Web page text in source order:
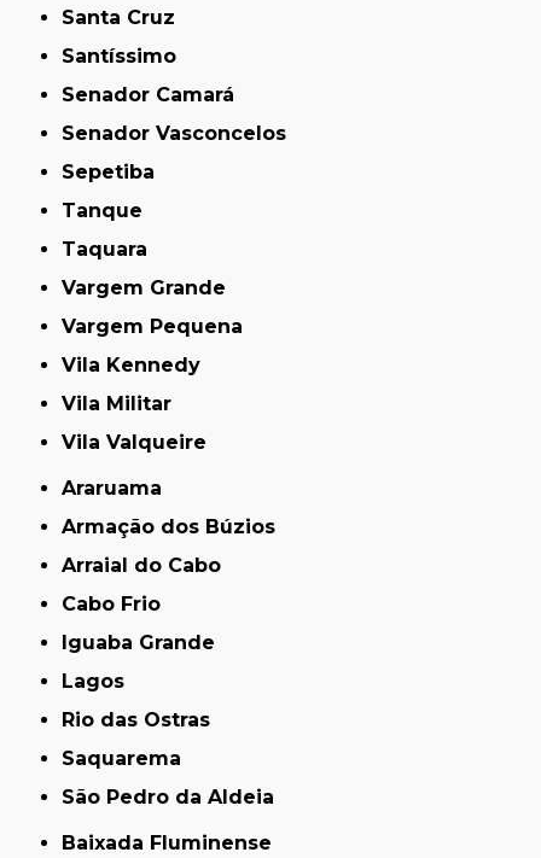
Santa Cruz
Santíssimo
Senador Camará
Senador Vasconcelos
Sepetiba
Tanque
Taquara
Vargem Grande
Vargem Pequena
Vila Kennedy
Vila Militar
Vila Valqueire
Araruama
Armação dos Búzios
Arraial do Cabo
Cabo Frio
Iguaba Grande
Lagos
Rio das Ostras
Saquarema
São Pedro da Aldeia
Baixada Fluminense